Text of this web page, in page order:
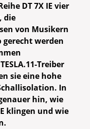
DT 7X IE vier
die
von Musikern
werden
Treiber
sie eine hohe
In
hin, wie
klingen und wie